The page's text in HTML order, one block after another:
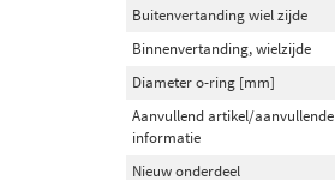
Buitenvertanding wiel zijde
Binnenvertanding, wielzijde
Diameter o-ring [mm]
Aanvullend artikel/aanvullende
informatie
Nieuw onderdeel